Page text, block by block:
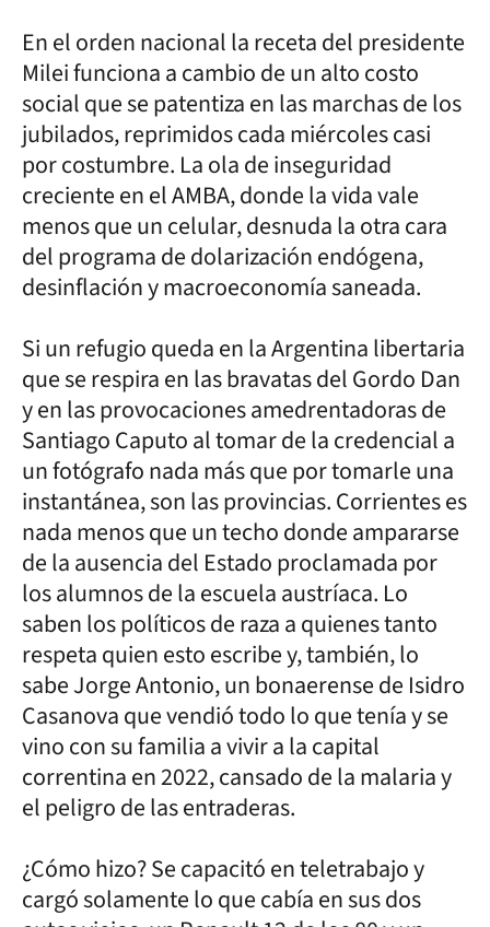
En el orden nacional la receta del presidente
Milei funciona a cambio de un alto costo
social que se patentiza en las marchas de los
jubilados, reprimidos cada miércoles casi
por costumbre. La ola de inseguridad
creciente en el AMBA, donde la vida vale
menos que un celular, desnuda la otra cara
del programa de dolarización endógena,
desinflación y macroeconomía saneada.
Si un refugio queda en la Argentina libertaria
que se respira en las bravatas del Gordo Dan
y en las provocaciones amedrentadoras de
Santiago Caputo al tomar de la credencial a
un fotógrafo nada más que por tomarle una
instantánea, son las provincias. Corrientes es
nada menos que un techo donde ampararse
de la ausencia del Estado proclamada por
los alumnos de la escuela austríaca. Lo
saben los políticos de raza a quienes tanto
respeta quien esto escribe y, también, lo
sabe Jorge Antonio, un bonaerense de Isidro
Casanova que vendió todo lo que tenía y se
vino con su familia a vivir a la capital
correntina en 2022, cansado de la malaria y
el peligro de las entraderas.
¿Cómo hizo? Se capacitó en teletrabajo y
cargó solamente lo que cabía en sus dos